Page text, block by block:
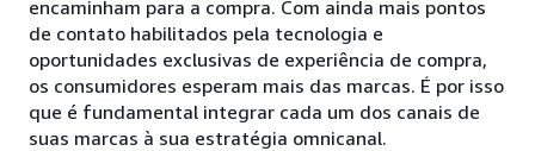
encaminham para a compra. Com ainda mais pontos
de contato habilitados pela tecnologia e
oportunidades exclusivas de experiência de compra,
os consumidores esperam mais das marcas. É por isso
que é fundamental integrar cada um dos canais de
suas marcas à sua estratégia omnicanal.